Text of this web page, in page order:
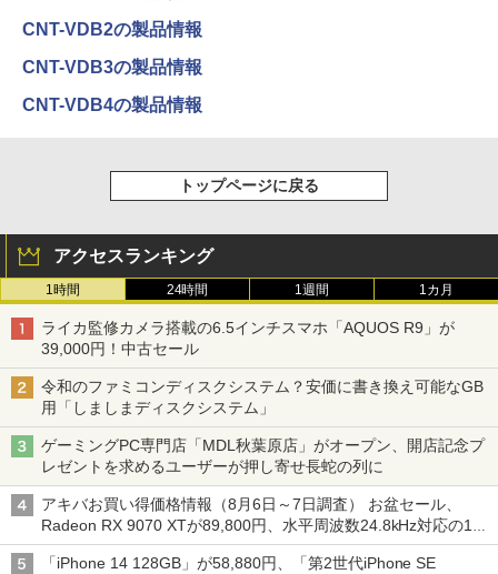
CNT-VDB2の製品情報
CNT-VDB3の製品情報
CNT-VDB4の製品情報
トップページに戻る
アクセスランキング
1時間 24時間 1週間 1カ月
ライカ監修カメラ搭載の6.5インチスマホ「AQUOS R9」が
39,000円！中古セール
令和のファミコンディスクシステム？安価に書き換え可能なGB
用「しましまディスクシステム」
ゲーミングPC専門店「MDL秋葉原店」がオープン、開店記念プ
レゼントを求めるユーザーが押し寄せ長蛇の列に
アキバお買い得価格情報（8月6日～7日調査） お盆セール、
Radeon RX 9070 XTが89,800円、水平周波数24.8kHz対応の17
型モニターが9,801円、暑さ指数連動セール ほか
「iPhone 14 128GB」が58,880円、「第2世代iPhone SE